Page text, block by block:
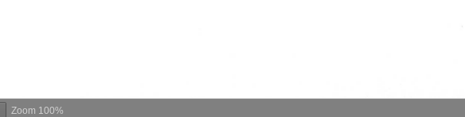
Zoom 100%